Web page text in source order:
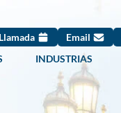
Email
INDUSTRIAS